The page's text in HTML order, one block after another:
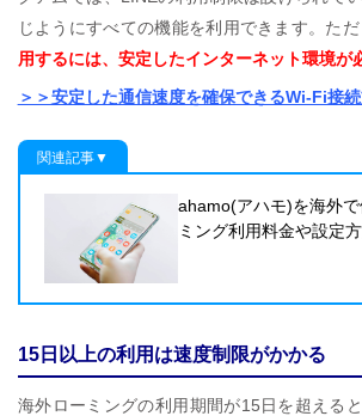
じようにすべての機能を利用できます。ただ
用するには、安定したインターネット環境が
＞＞安定した通信速度を確保できるWi-Fi接
関連記事▼
ahamo(アハモ)を海外
ミング利用料金や設定
15日以上の利用は速度制限がかかる
海外ローミングの利用期間が15日を超えると